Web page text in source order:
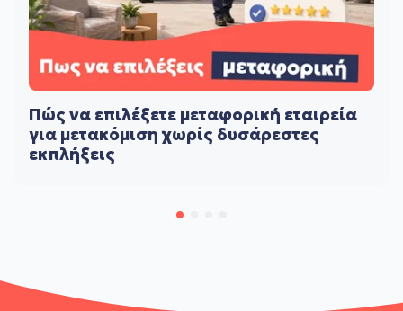
Πώς να επιλέξετε μεταφορική εταιρεία
για μετακόμιση χωρίς δυσάρεστες
εκπλήξεις